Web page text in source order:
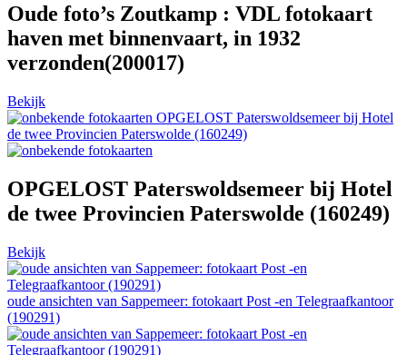
Oude foto’s Zoutkamp : VDL fotokaart
haven met binnenvaart, in 1932
verzonden(200017)
Bekijk
OPGELOST Paterswoldsemeer bij Hotel
de twee Provincien Paterswolde (160249)
OPGELOST Paterswoldsemeer bij Hotel
de twee Provincien Paterswolde (160249)
Bekijk
oude ansichten van Sappemeer: fotokaart Post -en Telegraafkantoor
(190291)